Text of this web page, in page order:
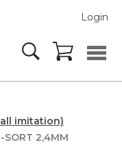
Login
imitation)
SORT 2,4MM